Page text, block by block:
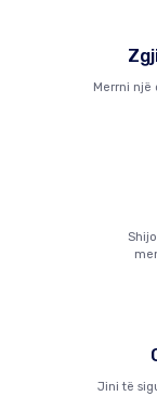
Merrni
Jini të